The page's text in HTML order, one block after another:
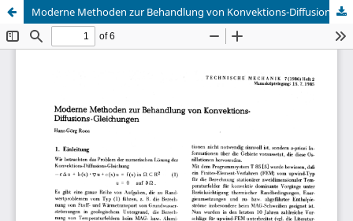
Moderne Methoden zur Behandlung von Konvektions-Diffusions-Gleichungen